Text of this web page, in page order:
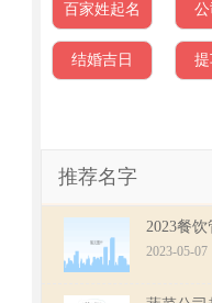
百家姓起名 公
结婚吉日 提
推荐名字
2023-05-07